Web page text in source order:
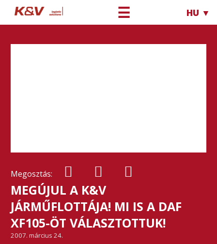
☰ HU ▼
Megosztás:
MEGÚJUL A K&V
JÁRMŰFLOTTÁJA! MI IS A DAF
XF105-ÖT VÁLASZTOTTUK!
2007. március 24.